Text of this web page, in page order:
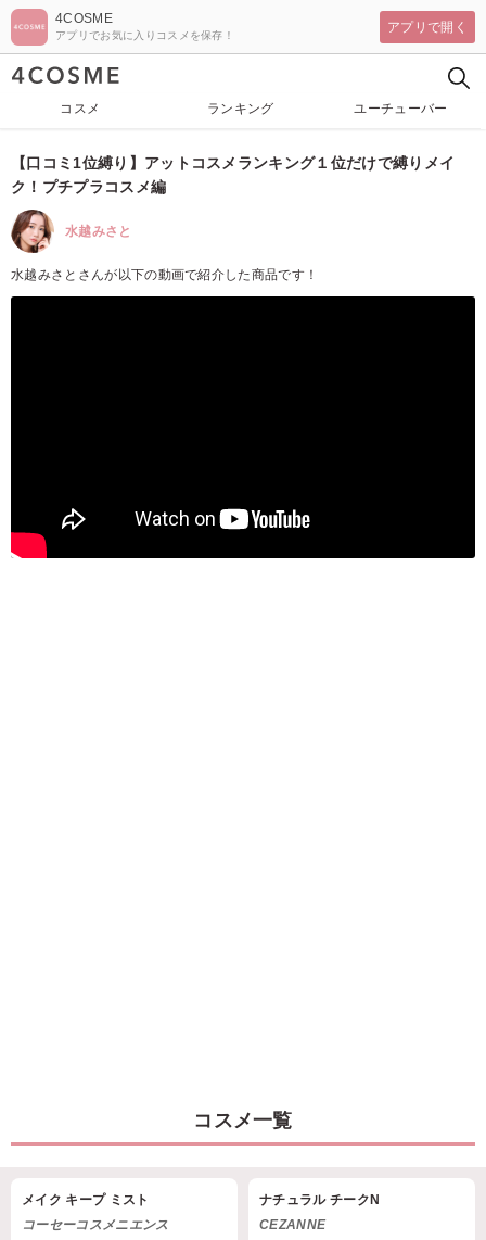
4COSME
アプリでお気に入りコスメを保存！
アプリで開く
コスメ ランキング ユーチューバー
【口コミ1位縛り】アットコスメランキング１位だけで縛りメイ
ク！プチプラコスメ編
水越みさと
水越みさとさんが以下の動画で紹介した商品です！
コスメ一覧
メイク キープ ミスト
コーセーコスメニエンス
ナチュラル チークN
CEZANNE